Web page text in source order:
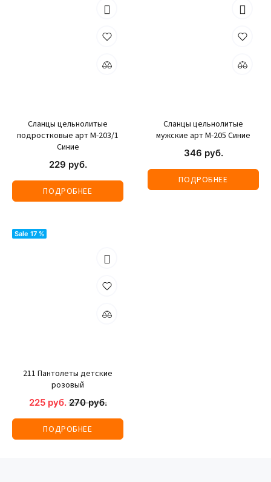
Сланцы цельнолитые
подростковые арт М-203/1
Синие
229 руб.
ПОДРОБНЕЕ
Сланцы цельнолитые
мужские арт М-205 Синие
346 руб.
ПОДРОБНЕЕ
Sale 17 %
211 Пантолеты детские
розовый
225 руб.270 руб.
ПОДРОБНЕЕ